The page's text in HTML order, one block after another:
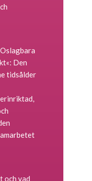
Den
tidsålder
och vad